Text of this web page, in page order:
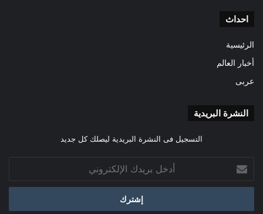
احداث
الرئيسية
أخبار العالم
عربى
النشرة البريدية
التسجيل فى النشرة البريدية ليصلك كل جديد
بريدك
الإلكتروني